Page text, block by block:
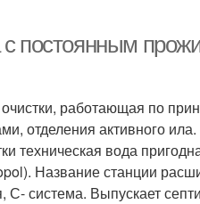
постоянным
работающая по
отделения активного
техническая вода
Название станции
система. Выпускает